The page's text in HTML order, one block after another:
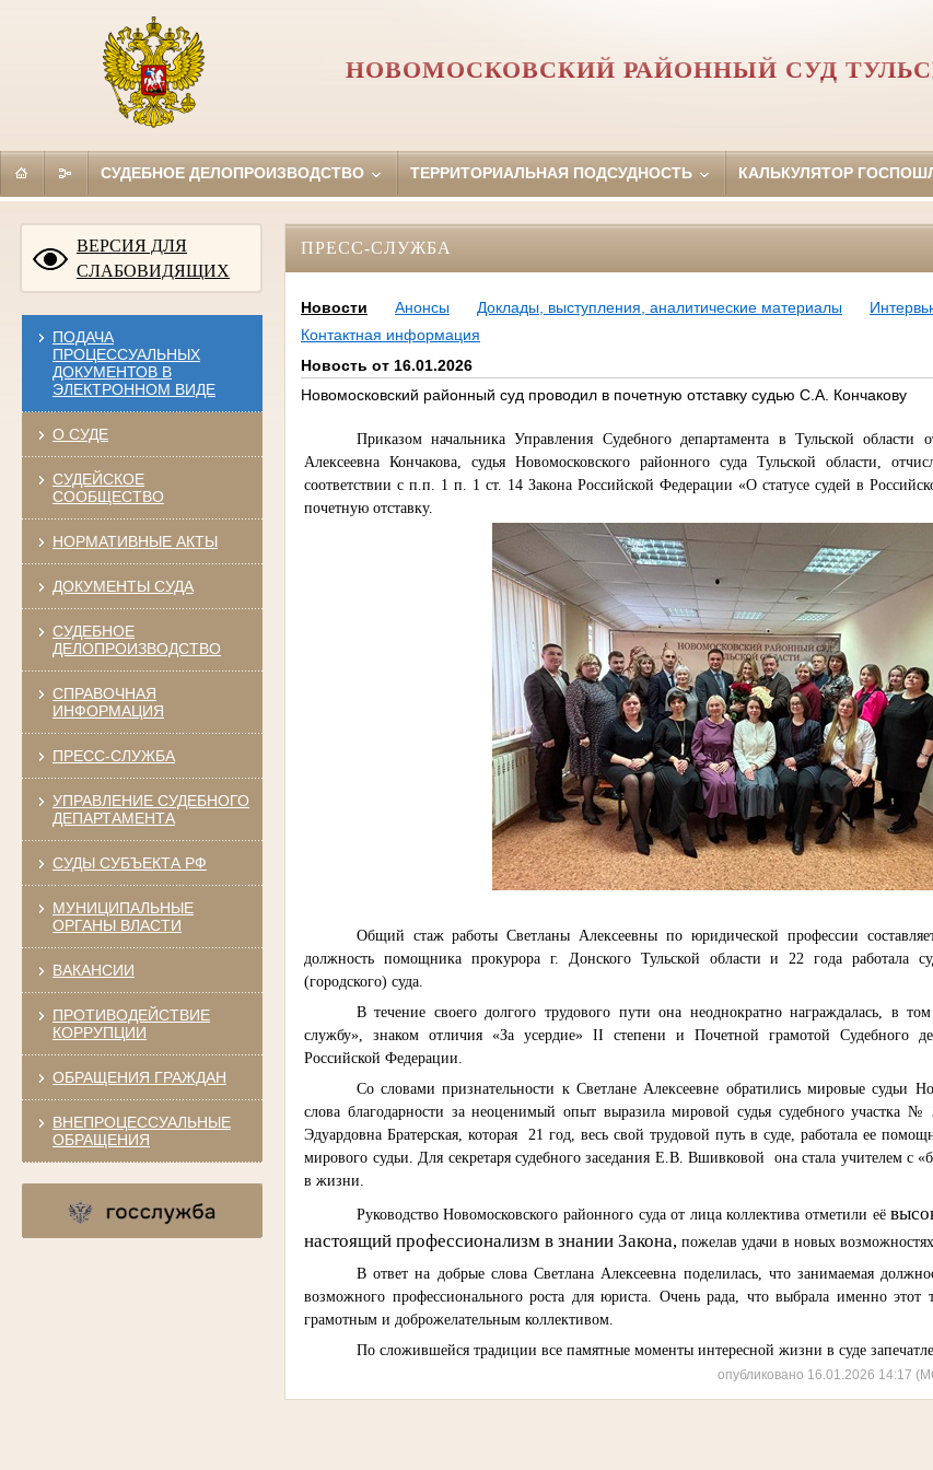
НОВОМОСКОВСКИЙ РАЙОННЫЙ СУД
СУДЕБНОЕ ДЕЛОПРОИЗВОДСТВО ТЕРРИТОРИАЛЬНАЯ ПОДСУДНОСТЬ КАЛЬКУЛЯТОР
ВЕРСИЯ ДЛЯ
СЛАБОВИДЯЩИХ
ПОДАЧА
ПРОЦЕССУАЛЬНЫХ
ДОКУМЕНТОВ В
ЭЛЕКТРОННОМ ВИДЕ
О СУДЕ
СУДЕЙСКОЕ
СООБЩЕСТВО
НОРМАТИВНЫЕ АКТЫ
ДОКУМЕНТЫ СУДА
СУДЕБНОЕ
ДЕЛОПРОИЗВОДСТВО
СПРАВОЧНАЯ
ИНФОРМАЦИЯ
ПРЕСС-СЛУЖБА
УПРАВЛЕНИЕ СУДЕБНОГО
ДЕПАРТАМЕНТА
СУДЫ СУБЪЕКТА РФ
МУНИЦИПАЛЬНЫЕ
ОРГАНЫ ВЛАСТИ
ВАКАНСИИ
ПРОТИВОДЕЙСТВИЕ
КОРРУПЦИИ
ОБРАЩЕНИЯ ГРАЖДАН
ВНЕПРОЦЕССУАЛЬНЫЕ
ОБРАЩЕНИЯ
ПРЕСС-СЛУЖБА
Новости Анонсы Доклады, выступления, аналитические материалы
Контактная информация
Новость от 16.01.2026
Новомосковский районный суд проводил в почетную отставку судью С.А. Кончакову
Приказом начальника Управления Судебного департамента в Тульской
Алексеевна Кончакова, судья Новомосковского районного суда Тульской области,
соответствии с п.п. 1 п. 1 ст. 14 Закона Российской Федерации «О статусе судей в
почетную отставку.
Общий стаж работы Светланы Алексеевны по юридической профессии
должность помощника прокурора г. Донского Тульской области и 22 года работала
(городского) суда.
В течение своего долгого трудового пути она неоднократно награждалась, в
службу», знаком отличия«За усердие»II степении Почетной грамотой Судебного
Российской Федерации.
Со словами признательности к Светлане Алексеевне обратились мировые судьи
слова благодарности за неоценимый опыт выразила мировой судья судебного участка
Эдуардовна Братерская, которая
21 год, весь свой трудовой путь в суде, работала ее
мирового судьи. Для секретаря судебного заседания Е.В. Вшивковой
она стала учителем с
в жизни.
Руководство Новомосковского районного суда от лица коллектива отметили её
настоящий профессионализм в знании Закона, пожелав удачи в новых
В ответ на добрые слова Светлана Алексеевна поделилась, что занимаемая
возможного профессионального роста для юриста. Очень рада, что выбрала именно этот
грамотным и доброжелательным коллективом.
По сложившейся традиции все памятные моменты интересной жизни в суде
опубликовано 16.01.2026 14:17